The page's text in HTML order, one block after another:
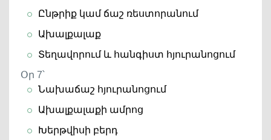
Ընթրիք կամ ճաշ ռեստորանում
Ախալքալաք
Տեղավորում և հանգիստ հյուրանոցում
Օր 7՝
Նախաճաշ հյուրանոցում
Ախալքալաքի ամրոց
Խերթվիսի բերդ